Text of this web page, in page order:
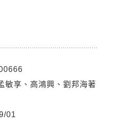
享、高鴻興、劉邦海著
01